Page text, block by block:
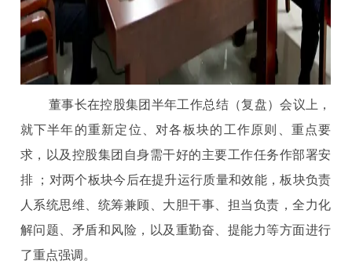
董事长在控股集团半年工作总结（复盘）会议上，
就下半年的重新定位、对各板块的工作原则、重点要
求，以及控股集团自身需干好的主要工作任务作部署安
排 ；对两个板块今后在提升运行质量和效能，板块负责
人系统思维、统筹兼顾、大胆干事、担当负责，全力化
解问题、矛盾和风险，以及重勤奋、提能力等方面进行
了重点强调。